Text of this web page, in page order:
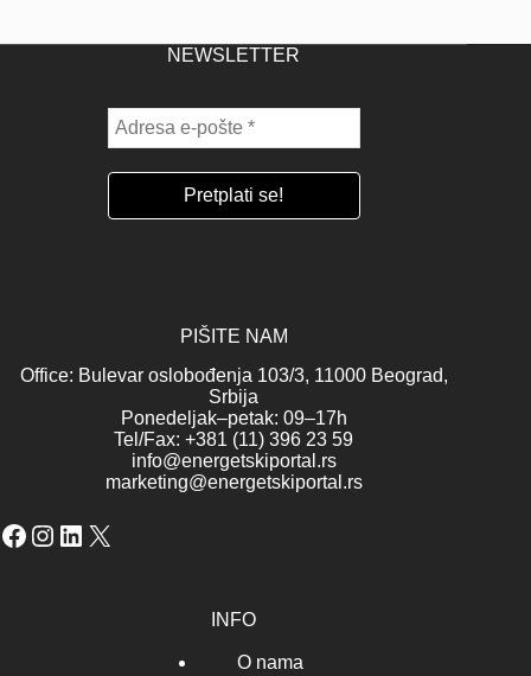
NEWSLETTER
PIŠITE NAM
Office: Bulevar oslobođenja 103/3, 11000 Beograd,
Srbija
Ponedeljak–petak: 09–17h
Tel/Fax: +381 (11) 396 23 59
info@energetskiportal.rs
marketing@energetskiportal.rs
Facebook
Instagram
LinkedIn
X
INFO
O nama